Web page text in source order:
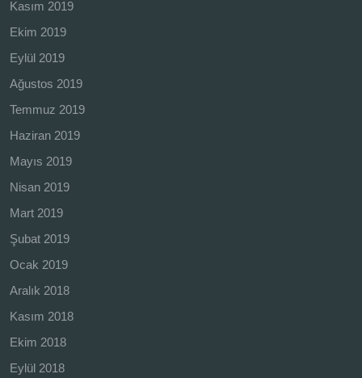
Kasım 2019
Ekim 2019
Eylül 2019
Ağustos 2019
Temmuz 2019
Haziran 2019
Mayıs 2019
Nisan 2019
Mart 2019
Şubat 2019
Ocak 2019
Aralık 2018
Kasım 2018
Ekim 2018
Eylül 2018